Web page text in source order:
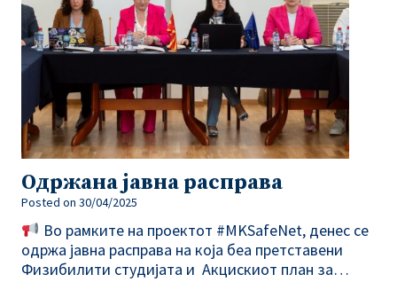
Одржана јавна расправа
Posted on 30/04/2025
Во рамките на проектот #MKSafeNet, денес се
одржа јавна расправа на која беа претставени
Физибилити студијата и Акцискиот план за…